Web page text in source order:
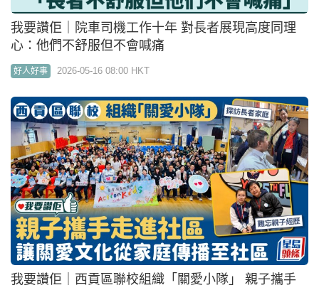
我要讚佢｜西貢區聯校組織「關愛小隊」 親子攜手
走進社區 讓關愛文化從家庭傳播至社區
好人好事 2026-05-08 08:05 HKT